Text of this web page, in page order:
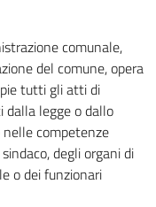
comunale,
del comune, opera
tutti gli atti di
dalla legge o dallo
competenze
degli organi di
o dei funzionari